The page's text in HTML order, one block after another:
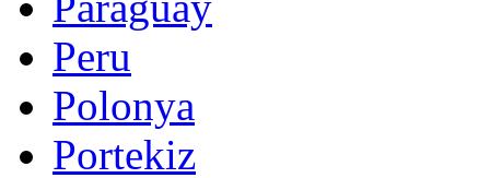
Peru
Polonya
Portekiz